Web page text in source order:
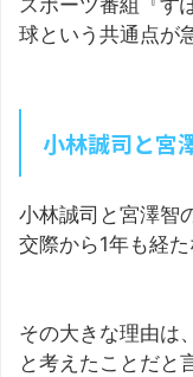
スポーツ番組『す
球という共通点が
小林誠司と宮
小林誠司と宮澤智
交際から1年も経
その大きな理由は
と考えたことだと